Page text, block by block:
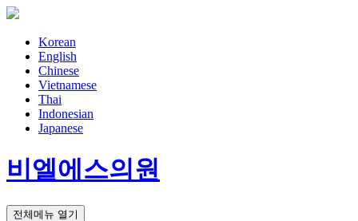
Korean
English
Chinese
Vietnamese
Thai
Indonesian
Japanese
비엘에스의원
전체메뉴 열기